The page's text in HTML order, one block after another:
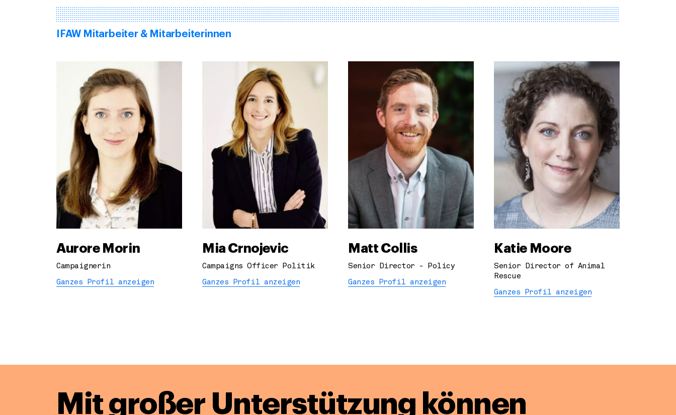
IFAW Mitarbeiter & Mitarbeiterinnen
Aurore Morin
Campaignerin
Ganzes Profil anzeigen
Mia Crnojevic
Campaigns Officer Politik
Ganzes Profil anzeigen
Matt Collis
Senior Director - Policy
Ganzes Profil anzeigen
Katie Moore
Senior Director of Animal
Rescue
Ganzes Profil anzeigen
Mit großer Unterstützung können